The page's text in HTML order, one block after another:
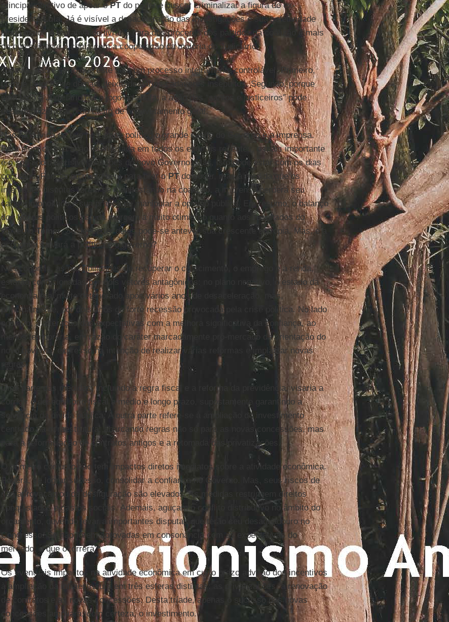
principal objetivo de apear oPTdo poder e buscar criminalizar a figura do ex-
presidenteLula.Já é visível a desaceleração das investigações e sua seletividade
ainda maior. A tentativa de livrar a cara dos próceres dos partidos da coalizão é mais
do que evidente e conta com a cooperação da maioria do Judiciário.
Todavia, não é certo que este seja um processo inteiramente controlável. Primeiro,
porque já foi longe demais deixando vários cadáveres insepultos. Segundo, porque
nem todo o Judiciário faz o jogo do abafa; a ação dos “santos e justiceiros” pode
desestabilizar o acordo tácito de engavetamento geral.
Não há dúvida de que no campo político o grande cacife do Governo é a imprensa.
Para além de sua ação interessada em todos os eventos recentes, o mais importante
é o seu apoio decisivo às ações do novo Governo. Mas, isto pode estar com os dias
contados. Funcionou muito bem para tirar oPTdo poder, mas à medida que os
interesses distintos forem se manifestando na coalizão, a imprensa perderá seu
caráter monolítico e sua prática de manipular a opinião pública. Em resumo, o balanço
dos fatores políticos não dá margem a muito otimismo quanto aos resultados do
Governo Temer.Se depender deles pode-se antever sua crescente entropia. Mas, e a
economia salvará a política e o governo?
Na economia, as possibilidades de recuperar o crescimento, o emprego e a renda,
estarão condicionadas por dois vetores antagônicos: no plano negativo, o estado da
economia real muito deteriorado após vários anos de desaceleração, mas,
principalmente, por dois anos de forte recessão provocada pela crise política. No lado
positivo, a alteração das expectativas com a melhora significativa da confiança, ao
menos temporária, em razão do caráter marcadamente pró-mercado da orientação do
novo governo, expresso na intenção de realizar várias reformas e implantar novas
regras.
Uma parte das medidas, incluindo a regra fiscal e a reforma da previdência, visaria a
corrigir o desequilíbrio fiscal a médio e longo prazo, supostamente garantindo a
solvência da dívida pública. A outra parte refere-se à ampliação do investimento
centrado na infraestrutura, abarcando regras não só para as novas concessões, mas
para a reformulação de contratos antigos e a retomada das privatizações.
O primeiro conjunto não tem impactos diretos imediatos sobre a atividade econômica.
Poderá, se lograr sucesso, consolidar a confiança no Governo. Mas, seus riscos de
não aprovação ou de desfiguração são elevados. As medidas restringem direitos
conquistados e gastos sociais. Ademais, aguçam o conflito distributivo no âmbito do
orçamento, devendo levar a importantes disputas que terão seu desaguadouro no
Congresso. Se não forem aprovadas em consonância com as expectativas do
mercado, o que ocorrerá?
Os eventuais impactos na atividade econômica em curto prazo advirão dos incentivos
à ampliação da infraestrutura em três esferas distintas: as privatizações, a renovação
de contratos e as novas concessões. Desta tríade, apenas o sucesso das novas
concessões ampliará, com certeza, o investimento.